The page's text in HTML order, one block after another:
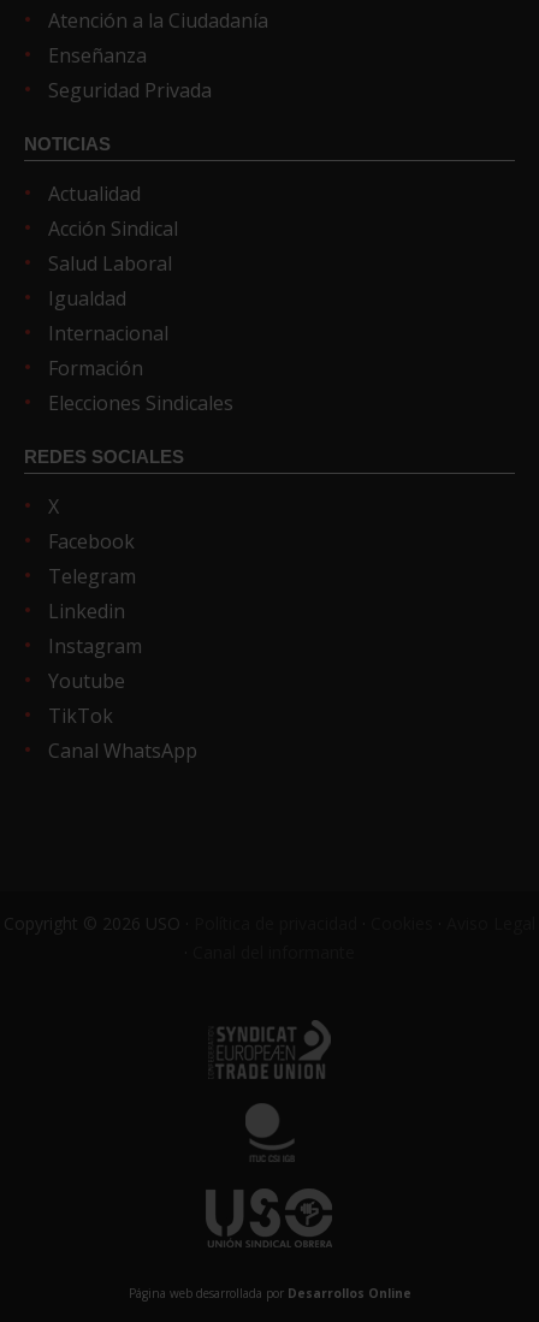
Atención a la Ciudadanía
Enseñanza
Seguridad Privada
NOTICIAS
Actualidad
Acción Sindical
Salud Laboral
Igualdad
Internacional
Formación
Elecciones Sindicales
REDES SOCIALES
X
Facebook
Telegram
Linkedin
Instagram
Youtube
TikTok
Canal WhatsApp
Copyright © 2026 USO ·
Página web desarrollada por Desarrollos Online